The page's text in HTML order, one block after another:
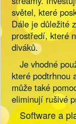
světel, které
Dále je důležité
prostředí, které
diváků.
Je vhodné
které podtrhnou
může také
eliminují rušivé
Software a